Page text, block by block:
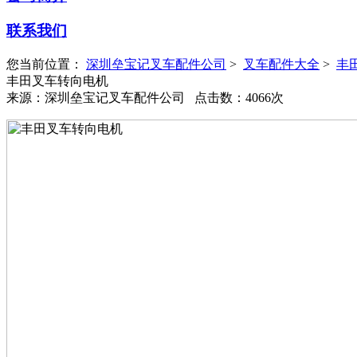
联系我们
您当前位置： 深圳垒宝记叉车配件公司 > 叉车配件大全 > 丰
丰田叉车转向电机
来源：深圳垒宝记叉车配件公司 点击数：4066次